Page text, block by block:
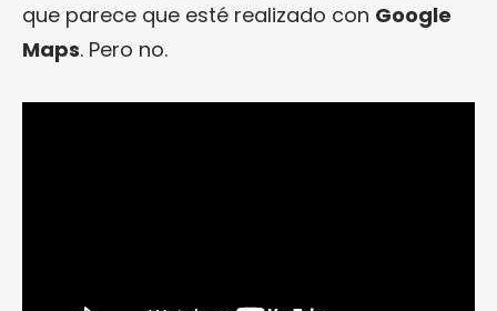
que parece que esté realizado con Google
Maps. Pero no.